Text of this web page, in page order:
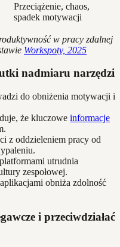
Przeciążenie, chaos,
spadek motywacji
w pracy zdalnej
Workspoty, 2025
nadmiaru narzędzi
do obniżenia motywacji i
że kluczowe informacje
z oddzieleniem pracy od
utrudnia
zespołowej.
obniża zdolność
i przeciwdziałać